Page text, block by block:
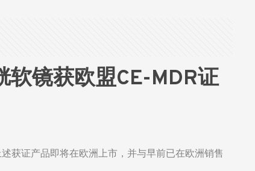
镜获欧盟CE-MDR证
获证产品即将在欧洲上市，并与早前已在欧洲销售